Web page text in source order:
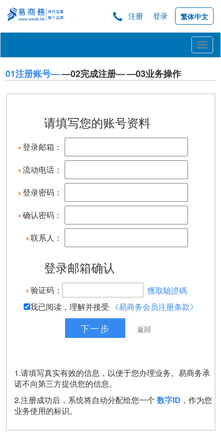
繁体中文
登录
注册
01注册账号——02完成注册——03业务操作
请填写您的账号资料
登录邮箱：
流动电话：
登录密码：
确认密码：
联系人：
登录邮箱确认
验证码：
獲取驗證碼
我已阅读，理解并接受
《易商务会员注册条款》
1.请填写真实有效的信息，以便于您办理业务。易商务承
诺不向第三方提供您的信息。
2.注册成功后，系统将自动分配给您一个 数字ID ，作为您
业务使用的标识。